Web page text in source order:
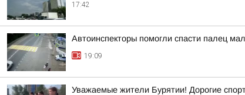
17:42
Автоинспекторы помогли спасти палец
19:09
Уважаемые жители Бурятии! Дорогие